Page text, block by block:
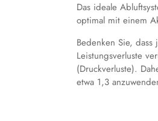
Das ideale
optimal mit einem
Bedenken Sie,
Leistungsverluste
(Druckverluste).
etwa 1,3